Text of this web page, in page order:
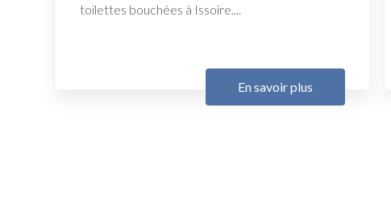
toilettes bouchées à Issoire....
En savoir plus